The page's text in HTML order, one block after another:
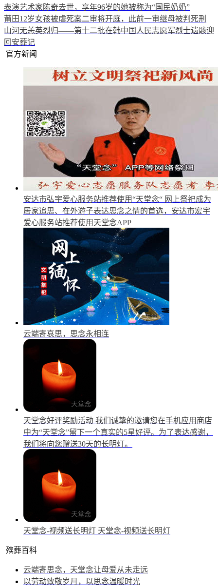
表演艺术家陈奇去世，享年96岁的她被称为“国民奶奶”
莆田12岁女孩被虐死案二审将开庭，此前一审继母被判死刑
山河无恙英烈归——第十二批在韩中国人民志愿军烈士遗骸迎
回安葬记
官方新闻
安达市弘宇爱心服务站推荐使用“天堂念“ 网上祭祀成为
居家追思、在外游子表达思念之情的首选，安达市宏宇
爱心服务站推荐使用天堂念APP
云端寄哀思，思念永相连
天堂念好评奖励活动 我们诚挚的邀请您在手机应用商店
中为“天堂念”留下一个真实的5星好评。为了表达感谢，
我们将向您赠送30天的长明灯。
天堂念-视频送长明灯 天堂念-视频送长明灯
殡葬百科
云端寄思念，天堂念让母爱从未走远
以劳动致敬岁月，以思念温暖时光